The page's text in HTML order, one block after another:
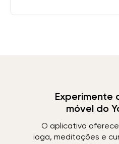
Experimente
móvel do
O aplicativo
ioga, meditações e